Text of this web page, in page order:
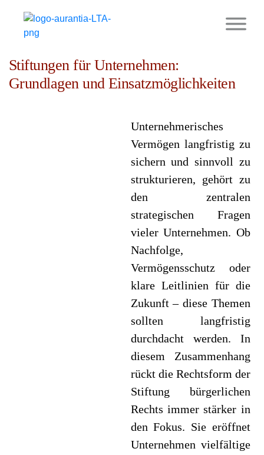
Stiftungen für Unternehmen:
Grundlagen und Einsatzmöglichkeiten
Unternehmerisches
Vermögen langfristig zu
sichern und sinnvoll zu
strukturieren, gehört zu
den zentralen
strategischen Fragen
vieler Unternehmen. Ob
Nachfolge,
Vermögensschutz oder
klare Leitlinien für die
Zukunft – diese Themen
sollten langfristig
durchdacht werden. In
diesem Zusammenhang
rückt die Rechtsform der
Stiftung bürgerlichen
Rechts immer stärker in
den Fokus. Sie eröffnet
Unternehmen vielfältige